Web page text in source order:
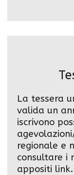
La tessera
valida un
iscrivono
regionale e
consultare i
appositi link.